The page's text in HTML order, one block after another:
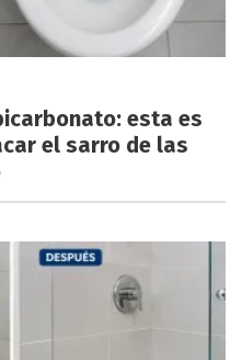
esta es
el sarro de las